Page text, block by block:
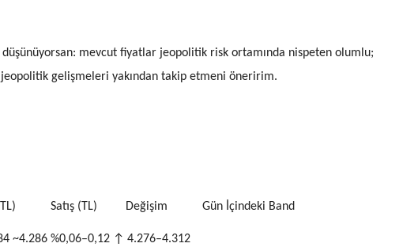
düşünüyorsan: mevcut fiyatlar jeopolitik risk ortamında nispeten olumlu;
gelişmeleri yakından takip etmeni öneririm.
(TL) Satış (TL) Değişim Gün İçindeki Band
~4.286 %0,06–0,12 ↑ 4.276–4.312